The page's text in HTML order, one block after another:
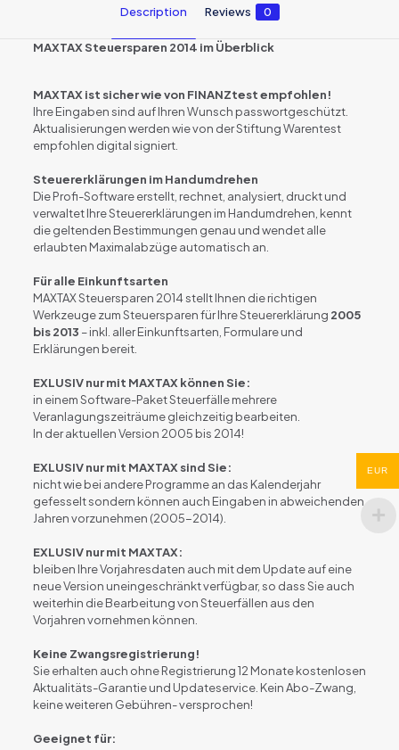
Description Reviews 0
MAXTAX Steuersparen 2014 im Überblick
MAXTAX ist sicher wie von FINANZtest empfohlen!
Ihre Eingaben sind auf Ihren Wunsch passwortgeschützt.
Aktualisierungen werden wie von der Stiftung Warentest
empfohlen digital signiert.
Steuererklärungen im Handumdrehen
Die Profi-Software erstellt, rechnet, analysiert, druckt und
verwaltet Ihre Steuererklärungen im Handumdrehen, kennt
die geltenden Bestimmungen genau und wendet alle
erlaubten Maximalabzüge automatisch an.
Für alle Einkunftsarten
MAXTAX Steuersparen 2014 stellt Ihnen die richtigen
Werkzeuge zum Steuersparen für Ihre Steuererklärung 2005
bis 2013 – inkl. aller Einkunftsarten, Formulare und
Erklärungen bereit.
EXLUSIV nur mit MAXTAX können Sie:
in einem Software-Paket Steuerfälle mehrere
Veranlagungszeiträume gleichzeitig bearbeiten.
In der aktuellen Version 2005 bis 2014!
EXLUSIV nur mit MAXTAX sind Sie:
nicht wie bei andere Programme an das Kalenderjahr
gefesselt sondern können auch Eingaben in abweichenden
Jahren vorzunehmen (2005-2014).
EXLUSIV nur mit MAXTAX:
bleiben Ihre Vorjahresdaten auch mit dem Update auf eine
neue Version uneingeschränkt verfügbar, so dass Sie auch
weiterhin die Bearbeitung von Steuerfällen aus den
Vorjahren vornehmen können.
Keine Zwangsregistrierung!
Sie erhalten auch ohne Registrierung 12 Monate kostenlosen
Aktualitäts-Garantie und Updateservice. Kein Abo-Zwang,
keine weiteren Gebühren- versprochen!
Geeignet für:
EUR